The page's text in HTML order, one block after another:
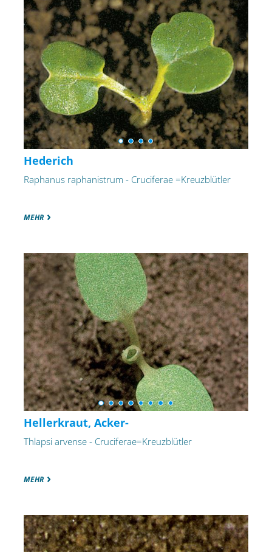
Hederich
Raphanus raphanistrum - Cruciferae =Kreuzblütler
MEHR
Hellerkraut, Acker-
Thlapsi arvense - Cruciferae=Kreuzblütler
MEHR